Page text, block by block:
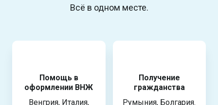
Всё в одном месте.
Помощь в
оформлении ВНЖ
Венгрия, Италия,
Получение
гражданства
Румыния, Болгария.